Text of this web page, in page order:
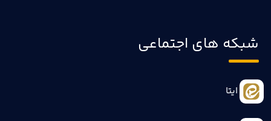
شبکه های اجتماعی
ایتا